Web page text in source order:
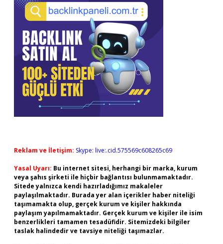
Reklam ve İletişim: Skype: live:.cid.575569c608265c69
Yasal Uyarı: Bu internet sitesi, herhangi bir marka, kurum
veya şahıs şirketi ile hiçbir bağlantısı bulunmamaktadır.
Sitede yalnızca kendi hazırladığımız makaleler
paylaşılmaktadır. Burada yer alan içerikler haber niteliği
taşımamakta olup, gerçek kurum ve kişiler hakkında
paylaşım yapılmamaktadır. Gerçek kurum ve kişiler ile isim
benzerlikleri tamamen tesadüfidir. Sitemizdeki bilgiler
taslak halindedir ve tavsiye niteliği taşımazlar.